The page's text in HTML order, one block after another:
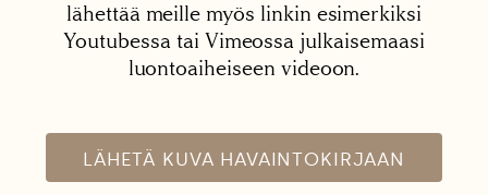
lähettää meille myös linkin esimerkiksi
Youtubessa tai Vimeossa julkaisemaasi
luontoaiheiseen videoon.
LÄHETÄ KUVA HAVAINTOKIRJAAN